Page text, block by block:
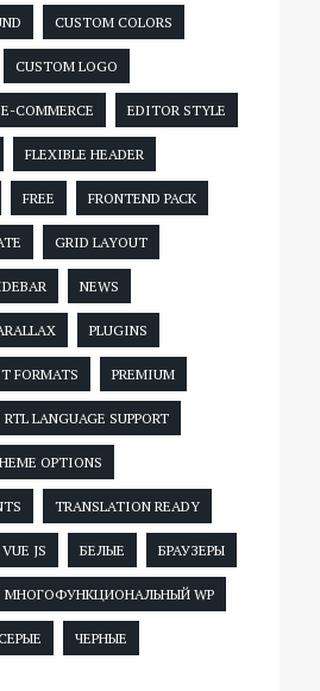
CUSTOM COLORS
CUSTOM LOGO
E-COMMERCE EDITOR STYLE
FLEXIBLE HEADER
FREE FRONTEND PACK
GRID LAYOUT
NEWS
PLUGINS
FORMATS PREMIUM
RTL LANGUAGE SUPPORT
OPTIONS
TRANSLATION READY
VUE JS БЕЛЫЕ БРАУЗЕРЫ
МНОГОФУНКЦИОНАЛЬНЫЙ WP
ЧЕРНЫЕ